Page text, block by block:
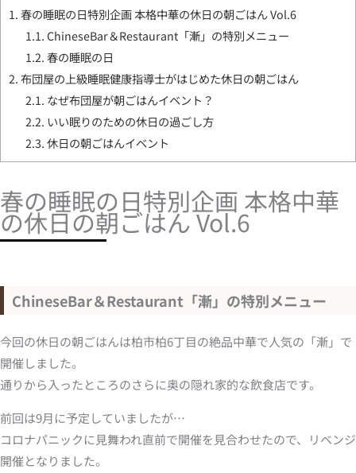
1.春の睡眠の日特別企画 本格中華の休日の朝ごはん Vol.6
1.1.ChineseBar＆Restaurant「漸」の特別メニュー
1.2.春の睡眠の日
2.布団屋の上級睡眠健康指導士がはじめた休日の朝ごはん
2.1. なぜ布団屋が朝ごはんイベント？
2.2. いい眠りのための休日の過ごし方
2.3.休日の朝ごはんイベント
春の睡眠の日特別企画 本格中華
の休日の朝ごはん Vol.6
ChineseBar＆Restaurant「漸」の特別メニュー
今回の休日の朝ごはんは柏市柏6丁目の絶品中華で人気の「漸」で
開催しました。
通りから入ったところのさらに奥の隠れ家的な飲食店です。
前回は9月に予定していましたが…
コロナパニックに見舞われ直前で開催を見合わせたので、リベンジ
開催となりました。